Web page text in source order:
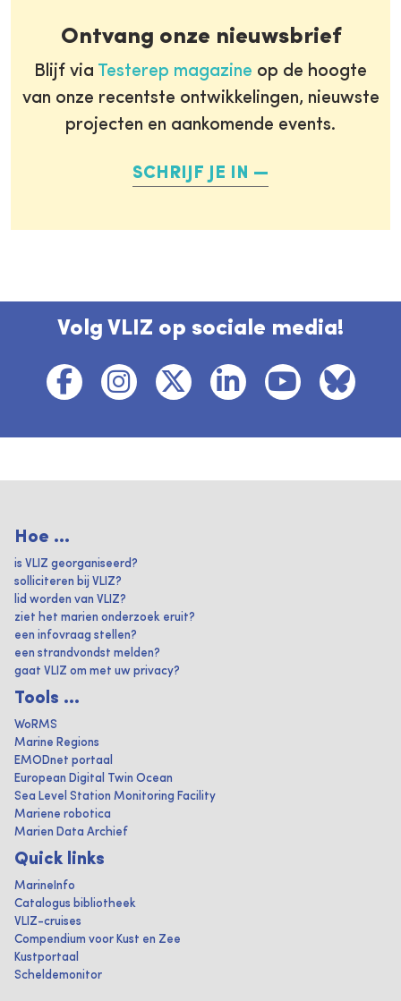
Ontvang onze nieuwsbrief
Blijf via Testerep magazine op de hoogte
van onze recentste ontwikkelingen, nieuwste
projecten en aankomende events.
SCHRIJF JE IN
Volg VLIZ op sociale media!
Hoe ...
is VLIZ georganiseerd?
solliciteren bij VLIZ?
lid worden van VLIZ?
ziet het marien onderzoek eruit?
een infovraag stellen?
een strandvondst melden?
gaat VLIZ om met uw privacy?
Tools ...
WoRMS
Marine Regions
EMODnet portaal
European Digital Twin Ocean
Sea Level Station Monitoring Facility
Mariene robotica
Marien Data Archief
Quick links
MarineInfo
Catalogus bibliotheek
VLIZ-cruises
Compendium voor Kust en Zee
Kustportaal
Scheldemonitor